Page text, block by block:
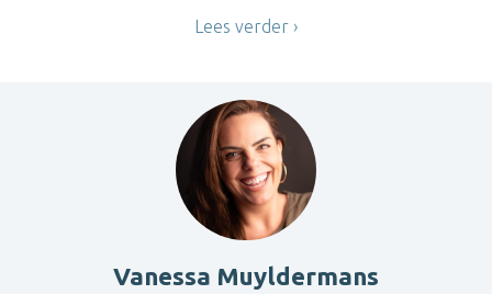
Lees verder
Vanessa Muyldermans